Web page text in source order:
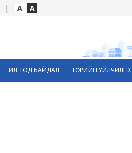
| A A
ИЛ ТОД БАЙДАЛ ТӨРИЙН